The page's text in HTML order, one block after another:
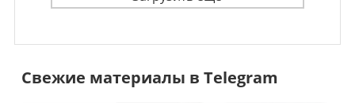
Свежие материалы в Telegram